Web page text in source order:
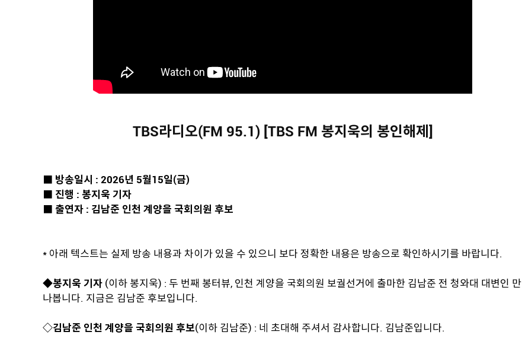
TBS라디오(FM 95.1) [TBS FM 봉지욱의 봉인해제]
■ 방송일시 : 2026년 5월15일(금)
■ 진행 : 봉지욱 기자
■ 출연자 : 김남준 인천 계양을 국회의원 후보
* 아래 텍스트는 실제 방송 내용과 차이가 있을 수 있으니 보다 정확한 내용은 방송으로 확인하시기를 바랍니다.
◆봉지욱 기자 (이하 봉지욱) : 두 번째 봉터뷰, 인천 계양을 국회의원 보궐선거에 출마한 김남준 전 청와대 대변인 만
나봅니다. 지금은 김남준 후보입니다.
◇김남준 인천 계양을 국회의원 후보(이하 김남준) : 네 초대해 주셔서 감사합니다. 김남준입니다.